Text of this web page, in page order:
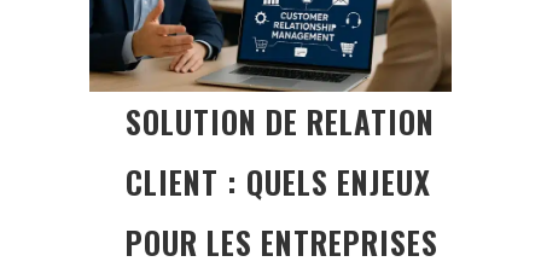
SOLUTION DE RELATION
CLIENT : QUELS ENJEUX
POUR LES ENTREPRISES